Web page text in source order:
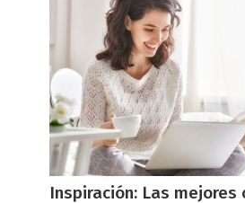
Inspiración: Las mejores